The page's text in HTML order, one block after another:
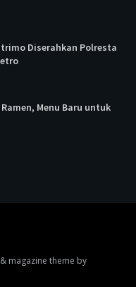
Diserahkan Polresta
Menu Baru untuk
magazine theme by